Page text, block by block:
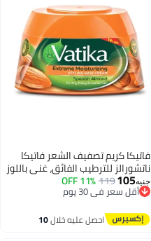
فاتيكا كريم تصفيف الشعر فاتيكا
ناتشورالز للترطيب الفائق، غني باللوز
الإسباني للشعر الجاف والمجعد
والخشن، كريم مرطب ومقوٍ يمنح
١٩٠ جرام)
جنيه105
119
11% OFFأقل سعر في 30 يوم
توصيل مجاني
أقل سعر في 30 يوم
احصل عليه خلال10